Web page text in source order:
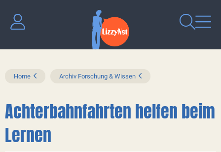
Home Archiv Forschung & Wissen
Achterbahnfahrten helfen beim
Lernen